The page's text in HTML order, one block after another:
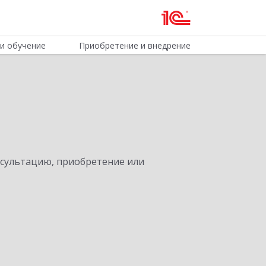
обучение Приобретение и внедрение
приобретение или